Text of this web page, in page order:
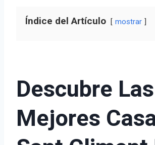
Índice del Artículo mostrar
Descubre Las
Mejores